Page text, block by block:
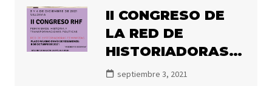
II CONGRESO DE
LA RED DE
HISTORIADORAS
FEMINISTAS 2021
septiembre 3, 2021